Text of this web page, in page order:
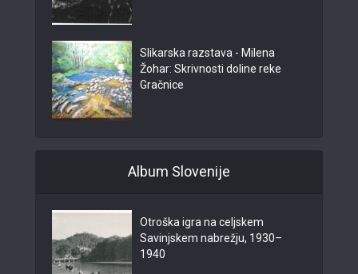
Slikarska razstava - Milena
Žohar: Skrivnosti doline reke
Gračnice
Album Slovenije
Otroška igra na celjskem
Savinjskem nabrežju, 1930–
1940